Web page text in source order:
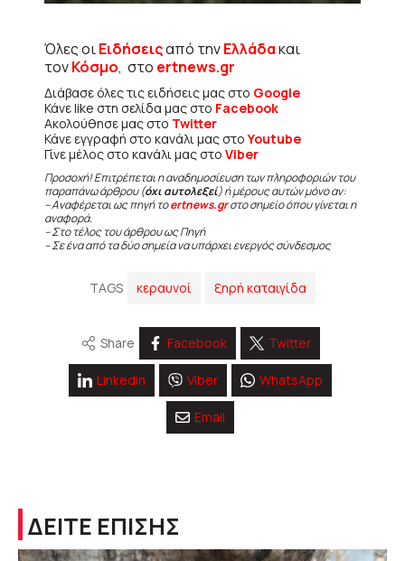
Όλες οιΕιδήσειςαπό τηνΕλλάδακαι
τονΚόσμο, στο ertnews.gr
Διάβασε όλες τις ειδήσεις μας στο Google
Κάνε like στη σελίδα μας στο Facebook
Ακολούθησε μας στο Twitter
Κάνε εγγραφή στο κανάλι μας στοYoutube
Γίνε μέλος στο κανάλι μας στο Viber
Προσοχή! Επιτρέπεται η αναδημοσίευση των πληροφοριών του
παραπάνω άρθρου (όχι αυτολεξεί) ή μέρους αυτών μόνο αν:
– Αναφέρεται ως πηγή τοertnews.grστο σημείο όπου γίνεται η
αναφορά.
– Στο τέλος του άρθρου ως Πηγή
– Σε ένα από τα δύο σημεία να υπάρχει ενεργός σύνδεσμος
TAGS κεραυνοί ξηρή καταιγίδα
Share Facebook Twitter
Linkedin Viber WhatsApp
Email
ΔΕΙΤΕ ΕΠΙΣΗΣ